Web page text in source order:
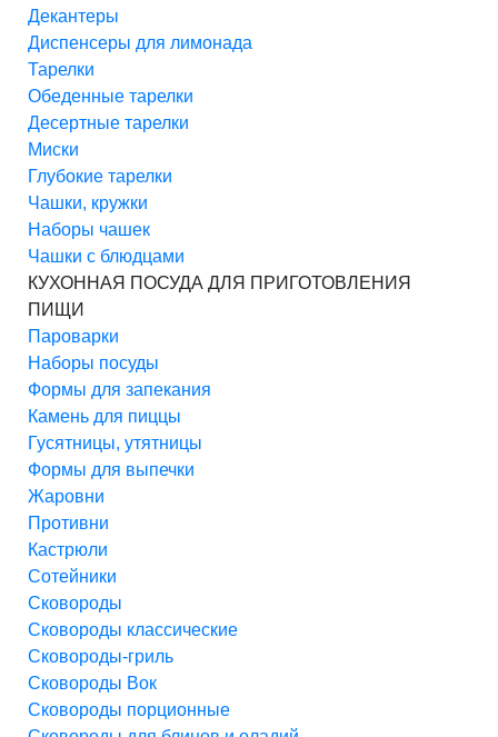
Декантеры
Диспенсеры для лимонада
Тарелки
Обеденные тарелки
Десертные тарелки
Миски
Глубокие тарелки
Чашки, кружки
Наборы чашек
Чашки с блюдцами
КУХОННАЯ ПОСУДА ДЛЯ ПРИГОТОВЛЕНИЯ
ПИЩИ
Пароварки
Наборы посуды
Формы для запекания
Камень для пиццы
Гусятницы, утятницы
Формы для выпечки
Жаровни
Противни
Кастрюли
Сотейники
Сковороды
Сковороды классические
Сковороды-гриль
Сковороды Вок
Сковороды порционные